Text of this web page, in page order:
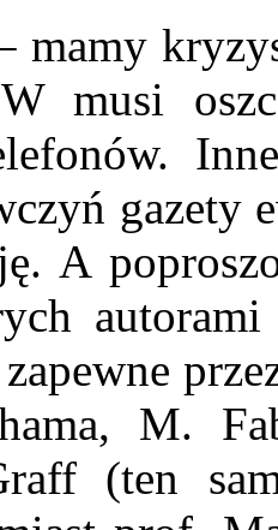
kryzys
musi
gazety
A
M.
(ten